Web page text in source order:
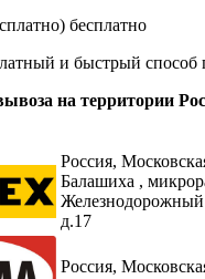
бесплатно
и быстрый способ
на территории
Россия,
Балашиха ,
Железнодорожный
д.17
Россия,